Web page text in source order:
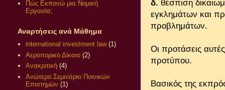
δ. θέσπιση
εγκλημάτων και
προβλημάτων.
Οι προτάσεις
προτύπου.
Βασικός της
Πώς Εκπονώ μια Νομική
Εργασία;
Αναρτήσεις ανά Μάθημα
international investment law (1)
Αεροπορικό Δίκαιο (2)
Ανακριτική (4)
Ανώτερο Σεμινάριο Ποινικών
Επιστημών (1)